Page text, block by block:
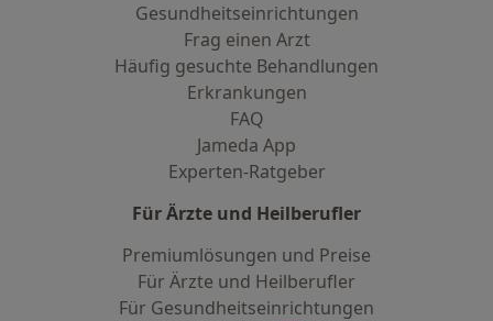
Gesundheitseinrichtungen
Frag einen Arzt
Häufig gesuchte Behandlungen
Erkrankungen
FAQ
Jameda App
Experten-Ratgeber
Für Ärzte und Heilberufler
Premiumlösungen und Preise
Für Ärzte und Heilberufler
Für Gesundheitseinrichtungen